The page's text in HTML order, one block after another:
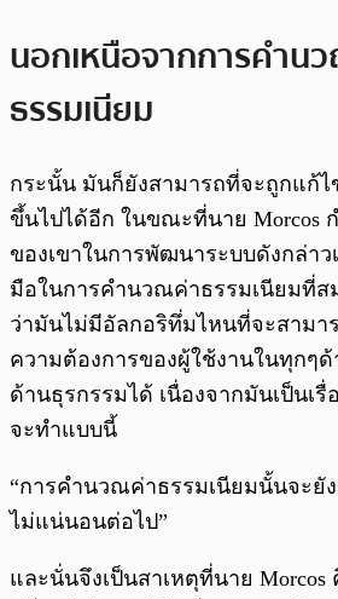
นอกเหนือจากการคำน
ธรรมเนียม
กระนั้น มันก็ยังสามารถที่จะถูกแก้
ขึ้นไปได้อีก ในขณะที่นาย Morcos
ของเขาในการพัฒนาระบบดังกล่าว
มือในการคำนวณค่าธรรมเนียมที่ส
ว่ามันไม่มีอัลกอริทึ่มไหนที่จะสามา
ความต้องการของผู้ใช้งานในทุกๆ
ด้านธุรกรรมได้ เนื่องจากมันเป็นเรื่
จะทำแบบนี้
“การคำนวณค่าธรรมเนียมนั้นจะยั
ไม่แน่นอนต่อไป”
และนั่นจึงเป็นสาเหตุที่นาย